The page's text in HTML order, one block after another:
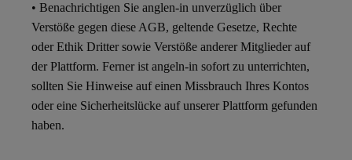
• Benachrichtigen Sie anglen-in unverzüglich über
Verstöße gegen diese AGB, geltende Gesetze, Rechte
oder Ethik Dritter sowie Verstöße anderer Mitglieder auf
der Plattform. Ferner ist angeln-in sofort zu unterrichten,
sollten Sie Hinweise auf einen Missbrauch Ihres Kontos
oder eine Sicherheitslücke auf unserer Plattform gefunden
haben.